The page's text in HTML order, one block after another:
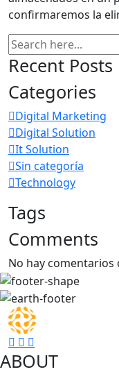
confirmaremos la
Buscar
Recent Posts
Categories
Digital Marketing
Digital Solution
It Solution
Sin categoría
Technology
Tags
Comments
No hay comentarios
ABOUT